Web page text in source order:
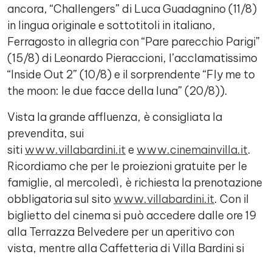
ancora, “Challengers” di Luca Guadagnino (11/8)
in lingua originale e sottotitoli in italiano,
Ferragosto in allegria con “Pare parecchio Parigi”
(15/8) di Leonardo Pieraccioni, l’acclamatissimo
“Inside Out 2” (10/8) e il sorprendente “Fly me to
the moon: le due facce della luna” (20/8)).
Vista la grande affluenza, è consigliata la
prevendita, sui
siti www.villabardini.it e www.cinemainvilla.it.
Ricordiamo che per le proiezioni gratuite per le
famiglie, al mercoledì, è richiesta la prenotazione
obbligatoria sul sito www.villabardini.it. Con il
biglietto del cinema si può accedere dalle ore 19
alla Terrazza Belvedere per un aperitivo con
vista, mentre alla Caffetteria di Villa Bardini si